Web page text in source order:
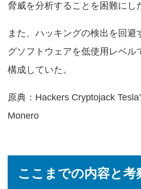
脅威を分析することを困難にし
また、ハッキングの検出を回避
グソフトウェアを低使用レベル
構成していた。
原典： Hackers Cryptojack
Monero
ここまでの内容と考